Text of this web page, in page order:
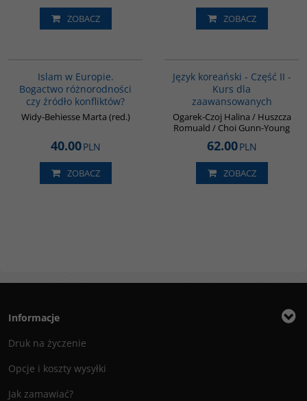
ZOBACZ ZOBACZ
Islam w Europie.
Bogactwo różnorodności
czy źródło konfliktów?
Widy-Behiesse Marta (red.)
40.00PLN
ZOBACZ
Język koreański - Część II -
Kurs dla
zaawansowanych
Ogarek-Czoj Halina / Huszcza
Romuald / Choi Gunn-Young
62.00PLN
ZOBACZ
Informacje
Druk na życzenie
Opcje i koszty wysyłki
Jak zamawiać?